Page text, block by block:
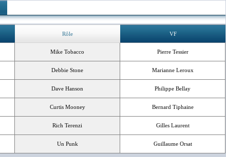
Rôle VF
Mike Tobacco Pierre Tessier
Debbie Stone Marianne Leroux
Dave Hanson Philippe Bellay
Curtis Mooney Bernard Tiphaine
Rich Terenzi Gilles Laurent
Un Punk Guillaume Orsat